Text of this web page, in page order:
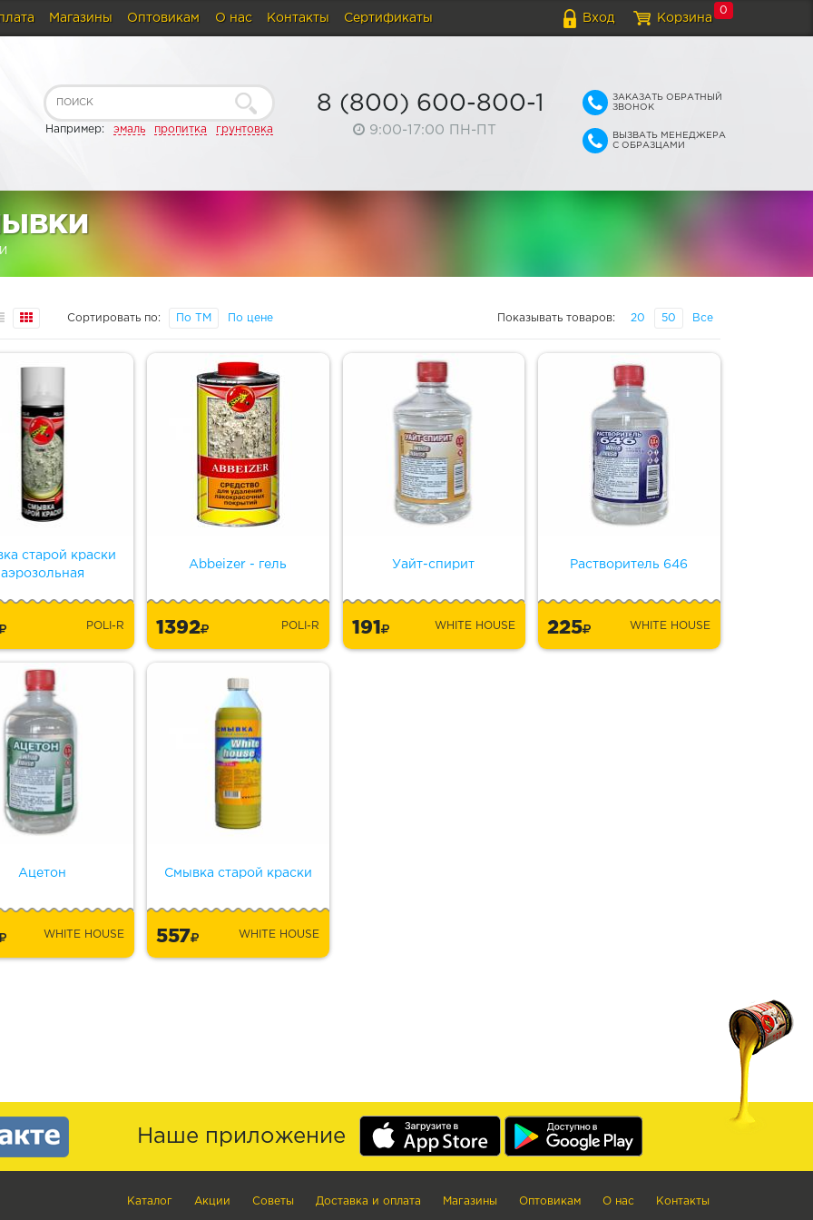
Вход Корзина
0
Магазины Оптовикам О нас Контакты Сертификаты
Например: эмаль пропитка грунтовка
8 (800) 600-800-1
9:00-17:00 ПН-ПТ
ЗАКАЗАТЬ ОБРАТНЫЙ
ЗВОНОК
ВЫЗВАТЬ МЕНЕДЖЕРА
С ОБРАЗЦАМИ
Сортировать по: По ТМ По цене Показывать товаров: 20 50 Все
старой краски
аэрозольная
POLI-R
Abbeizer - гель
1392 POLI-R
Уайт-спирит
191 WHITE HOUSE
Растворитель 646
225 WHITE HOUSE
Ацетон
WHITE HOUSE
Смывка старой краски
557 WHITE HOUSE
Наше приложение
Каталог Акции Советы Доставка и оплата Магазины Оптовикам О нас Контакты